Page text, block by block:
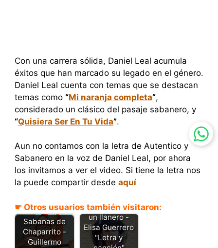
Con una carrera sólida, Daniel Leal acumula
éxitos que han marcado su legado en el género.
Daniel Leal cuenta con temas que se destacan
temas como “Mi naranja completa”,
considerado un clásico del pasaje sabanero, y
“Quisiera Ser En Tu Vida”.
Aun no contamos con la letra de Autentico y
Sabanero en la voz de Daniel Leal, por ahora
los invitamos a ver el video. Si tiene la letra nos
la puede compartir desde aquí
☛ Otros usuarios también visitaron:
Sabanas de
Chaparrito -
Guillermo
Pinceladas de
un llanero -
Elisa Guerrero
"Letra y